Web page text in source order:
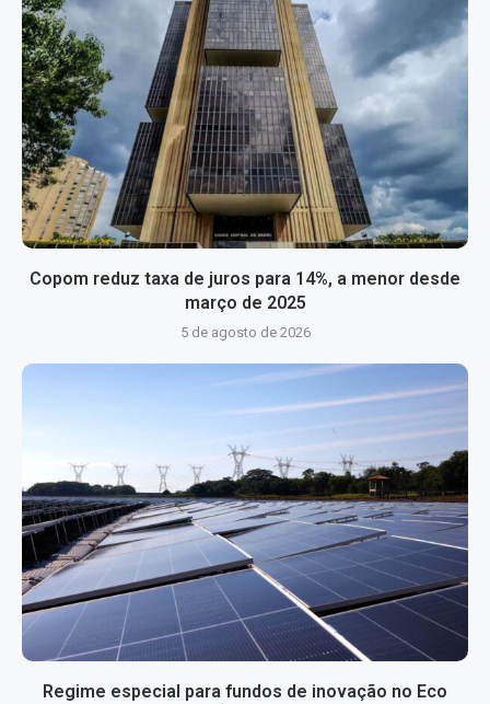
Copom reduz taxa de juros para 14%, a menor desde
março de 2025
5 de agosto de 2026
Regime especial para fundos de inovação no Eco